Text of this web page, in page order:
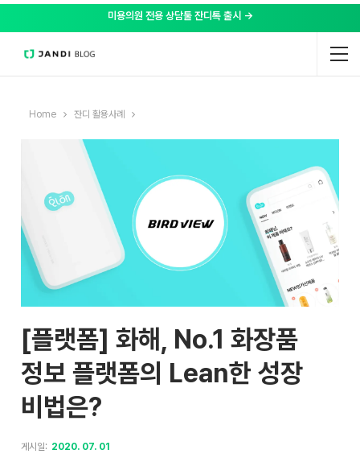
미용의원 전용 상담툴 잔디톡 출시 →
Home 잔디 활용사례
[플랫폼] 화해, No.1 화장품
정보 플랫폼의 Lean한 성장
비법은?
게시일: 2020. 07. 01